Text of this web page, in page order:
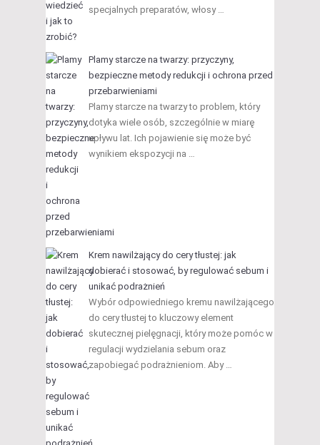
specjalnych preparatów, włosy …
Plamy starcze na twarzy: przyczyny,
bezpieczne metody redukcji i ochrona przed
przebarwieniami
Plamy starcze na twarzy to problem, który
dotyka wiele osób, szczególnie w miarę
upływu lat. Ich pojawienie się może być
wynikiem ekspozycji na …
Krem nawilżający do cery tłustej: jak
dobierać i stosować, by regulować sebum i
unikać podrażnień
Wybór odpowiedniego kremu nawilżającego
do cery tłustej to kluczowy element
skutecznej pielęgnacji, który może pomóc w
regulacji wydzielania sebum oraz
zapobiegać podrażnieniom. Aby …